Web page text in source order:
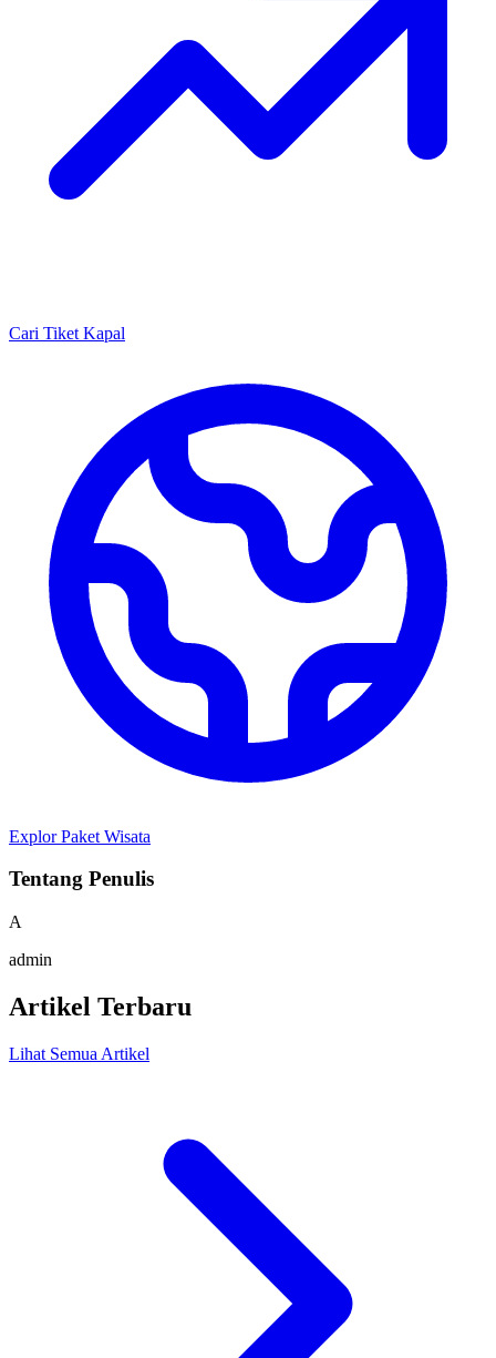
Cari Tiket Kapal
Explor Paket Wisata
Tentang Penulis
A
admin
Artikel Terbaru
Lihat Semua Artikel